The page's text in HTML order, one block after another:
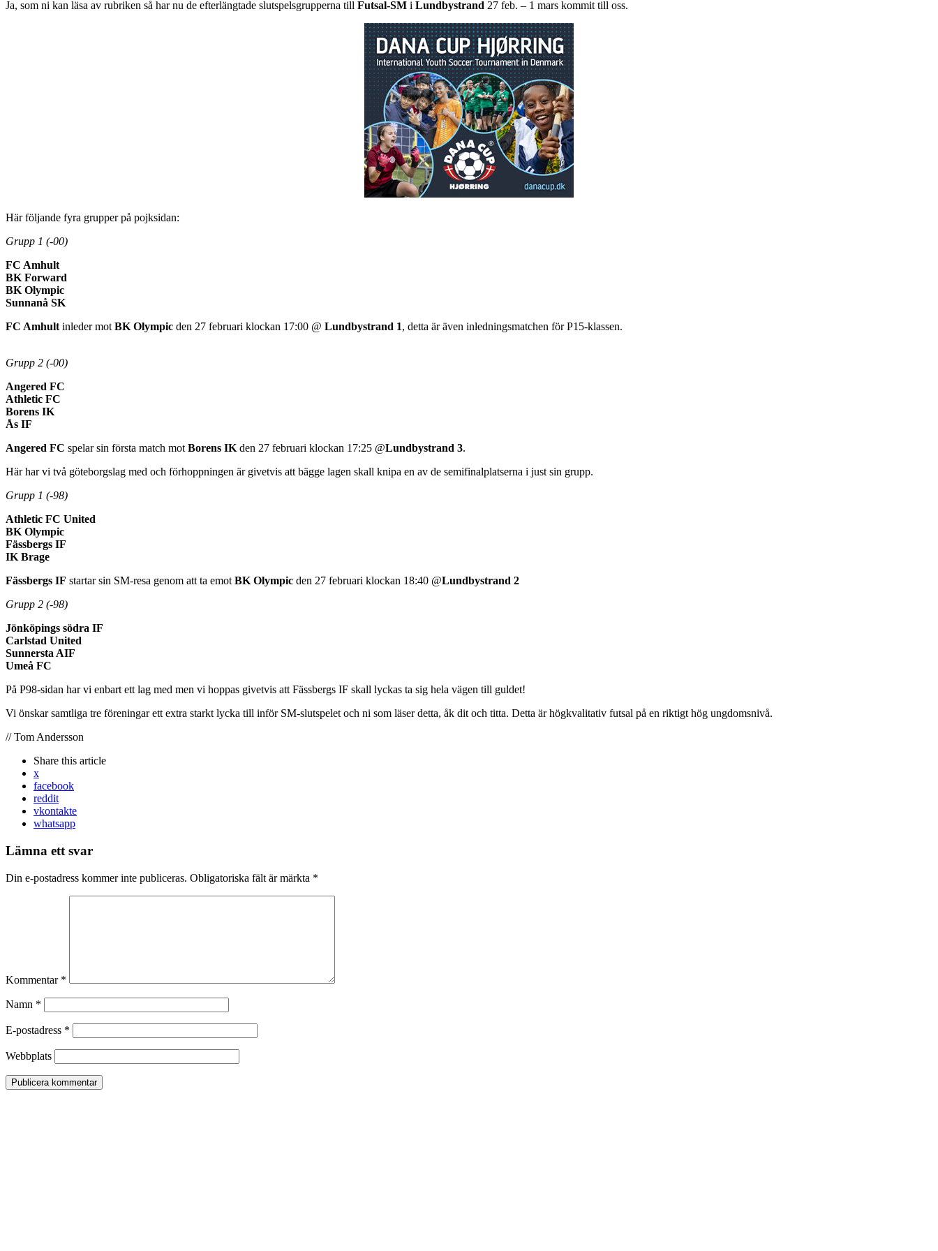
Ja, som ni kan läsa av rubriken så har nu de efterlängtade slutspelsgrupperna till Futsal-SM i Lundbystrand 27 feb. – 1 mars kommit till oss.
Här följande fyra grupper på pojksidan:
Grupp 1 (-00)
FC Amhult
BK Forward
BK Olympic
Sunnanå SK
FC Amhult inleder mot BK Olympic den 27 februari klockan 17:00 @ Lundbystrand 1, detta är även inledningsmatchen för P15-klassen.
Grupp 2 (-00)
Angered FC
Athletic FC
Borens IK
Ås IF
Angered FC spelar sin första match mot Borens IK den 27 februari klockan 17:25 @Lundbystrand 3.
Här har vi två göteborgslag med och förhoppningen är givetvis att bägge lagen skall knipa en av de semifinalplatserna i just sin grupp.
Grupp 1 (-98)
Athletic FC United
BK Olympic
Fässbergs IF
IK Brage
Fässbergs IF startar sin SM-resa genom att ta emot BK Olympic den 27 februari klockan 18:40 @Lundbystrand 2
Grupp 2 (-98)
Jönköpings södra IF
Carlstad United
Sunnersta AIF
Umeå FC
På P98-sidan har vi enbart ett lag med men vi hoppas givetvis att Fässbergs IF skall lyckas ta sig hela vägen till guldet!
Vi önskar samtliga tre föreningar ett extra starkt lycka till inför SM-slutspelet och ni som läser detta, åk dit och titta. Detta är högkvalitativ futsal på en riktigt hög ungdomsnivå.
// Tom Andersson
Share this article
x
facebook
reddit
vkontakte
whatsapp
Lämna ett svar
Din e-postadress kommer inte publiceras. Obligatoriska fält är märkta *
Kommentar *
Namn *
E-postadress *
Webbplats